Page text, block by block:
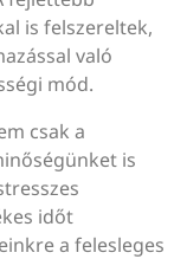
is felszereltek,
való
mód.
csak a
is
időt
a felesleges